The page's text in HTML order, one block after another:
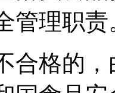
管理职责
合格的